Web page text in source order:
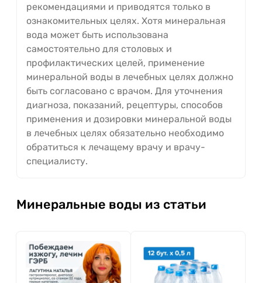
рекомендациями и приводятся только в
ознакомительных целях. Хотя минеральная
вода может быть использована
самостоятельно для столовых и
профилактических целей, применение
минеральной воды в лечебных целях должно
быть согласовано с врачом. Для уточнения
диагноза, показаний, рецептуры, способов
применения и дозировки минеральной воды
в лечебных целях обязательно необходимо
обратиться к лечащему врачу и врачу-
специалисту.
Минеральные воды из статьи